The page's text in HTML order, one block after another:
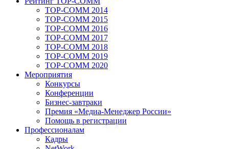
TOP-COMM 2014
TOP-COMM 2015
TOP-COMM 2016
TOP-COMM 2017
TOP-COMM 2018
TOP-COMM 2019
TOP-COMM 2020
Мероприятия
Конкурсы
Конференции
Бизнес-завтраки
Премия «Медиа-Менеджер России»
Помощь в регистрации
Профессионалам
Кадры